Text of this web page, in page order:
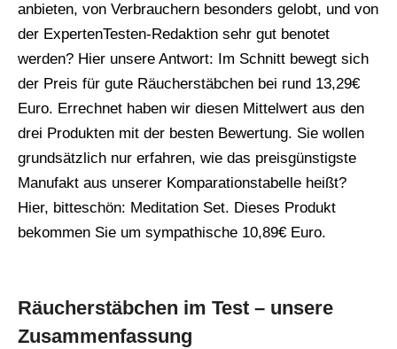
anbieten, von Verbrauchern besonders gelobt, und von
der ExpertenTesten-Redaktion sehr gut benotet
werden? Hier unsere Antwort: Im Schnitt bewegt sich
der Preis für gute Räucherstäbchen bei rund 13,29€
Euro. Errechnet haben wir diesen Mittelwert aus den
drei Produkten mit der besten Bewertung. Sie wollen
grundsätzlich nur erfahren, wie das preisgünstigste
Manufakt aus unserer Komparationstabelle heißt?
Hier, bitteschön: Meditation Set. Dieses Produkt
bekommen Sie um sympathische 10,89€ Euro.
Räucherstäbchen im Test – unsere
Zusammenfassung